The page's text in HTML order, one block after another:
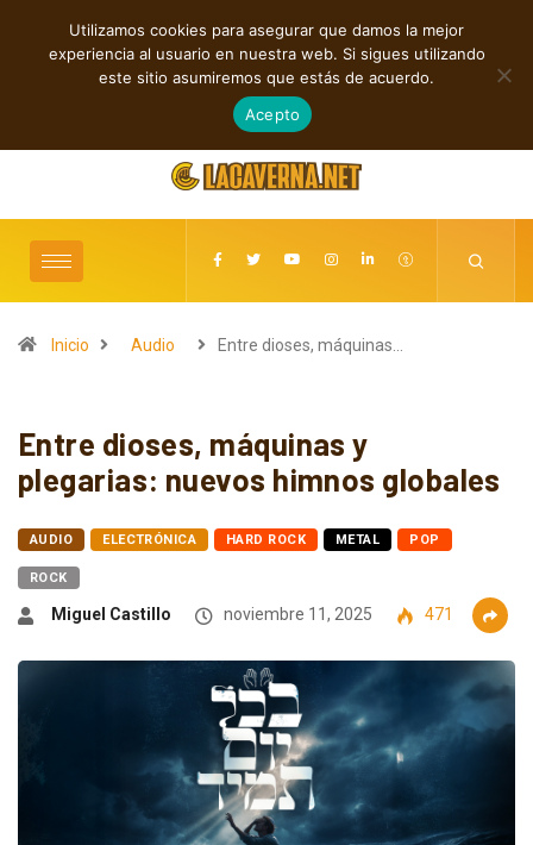
TENDENCIAS
Indie, rap y pop: cuatro lanzamientos independientes destacados
agosto 7, 2026
Inicio Audio Entre dioses, máquinas…
Entre dioses, máquinas y
plegarias: nuevos himnos globales
AUDIO ELECTRÓNICA HARD ROCK METAL POP
ROCK
Miguel Castillo noviembre 11, 2025 471
Utilizamos cookies para asegurar que damos la mejor
experiencia al usuario en nuestra web. Si sigues utilizando
este sitio asumiremos que estás de acuerdo.
Acepto